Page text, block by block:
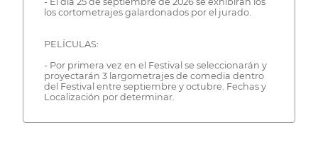
los cortometrajes galardonados por el jurado.
PELÍCULAS:
- Por primera vez en el Festival se seleccionarán y
proyectarán 3 largometrajes de comedia dentro
del Festival entre septiembre y octubre. Fechas y
Localización por determinar.